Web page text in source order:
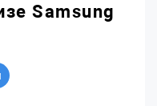
Samsung